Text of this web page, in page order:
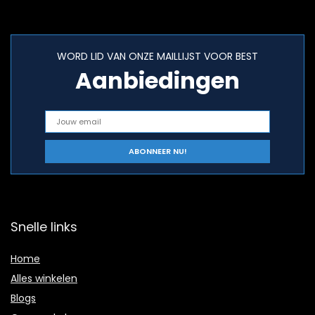
WORD LID VAN ONZE MAILLIJST VOOR BEST
Aanbiedingen
Snelle links
Home
Alles winkelen
Blogs